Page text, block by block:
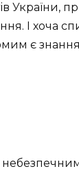
України,
І хоча
є